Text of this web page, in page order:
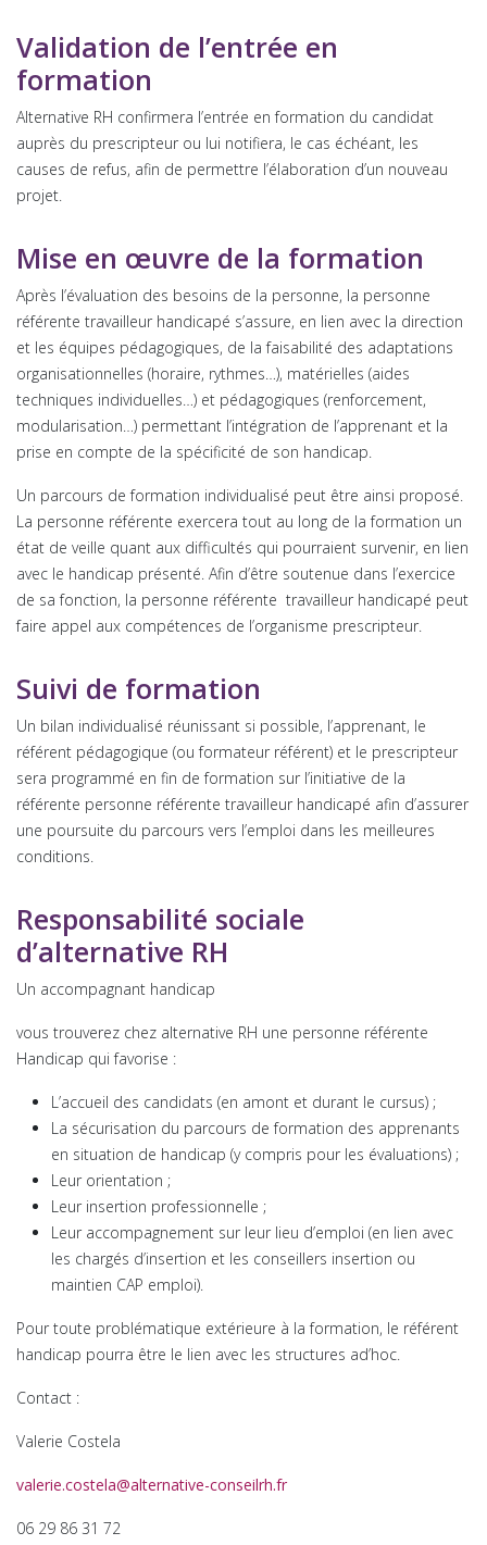
Validation de l’entrée en
formation
Alternative RH confirmera l’entrée en formation du candidat
auprès du prescripteur ou lui notifiera, le cas échéant, les
causes de refus, afin de permettre l’élaboration d’un nouveau
projet.
Mise en œuvre de la formation
Après l’évaluation des besoins de la personne, la personne
référente travailleur handicapé s’assure, en lien avec la direction
et les équipes pédagogiques, de la faisabilité des adaptations
organisationnelles (horaire, rythmes…), matérielles (aides
techniques individuelles…) et pédagogiques (renforcement,
modularisation…) permettant l’intégration de l’apprenant et la
prise en compte de la spécificité de son handicap.
Un parcours de formation individualisé peut être ainsi proposé.
La personne référente exercera tout au long de la formation un
état de veille quant aux difficultés qui pourraient survenir, en lien
avec le handicap présenté. Afin d’être soutenue dans l’exercice
de sa fonction, la personne référente travailleur handicapé peut
faire appel aux compétences de l’organisme prescripteur.
Suivi de formation
Un bilan individualisé réunissant si possible, l’apprenant, le
référent pédagogique (ou formateur référent) et le prescripteur
sera programmé en fin de formation sur l’initiative de la
référente personne référente travailleur handicapé afin d’assurer
une poursuite du parcours vers l’emploi dans les meilleures
conditions.
Responsabilité sociale
d’alternative RH
Un accompagnant handicap
vous trouverez chez alternative RH une personne référente
Handicap qui favorise :
L’accueil des candidats (en amont et durant le cursus) ;
La sécurisation du parcours de formation des apprenants
en situation de handicap (y compris pour les évaluations) ;
Leur orientation ;
Leur insertion professionnelle ;
Leur accompagnement sur leur lieu d’emploi (en lien avec
les chargés d’insertion et les conseillers insertion ou
maintien CAP emploi).
Pour toute problématique extérieure à la formation, le référent
handicap pourra être le lien avec les structures ad’hoc.
Contact :
Valerie Costela
valerie.costela@alternative-conseilrh.fr
06 29 86 31 72